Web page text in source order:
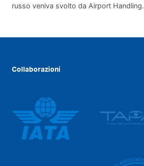
russo veniva svolto da Airport Handling.
Collaborazioni